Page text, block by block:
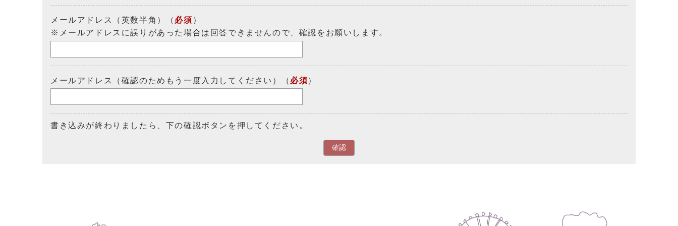
メールアドレス（英数半角）（ 必須 ）
※メールアドレスに誤りがあった場合は回答できませんので、確認をお願いします。
メールアドレス（確認のためもう一度入力してください）（ 必須）
書き込みが終わりましたら、下の確認ボタンを押してください。
確認